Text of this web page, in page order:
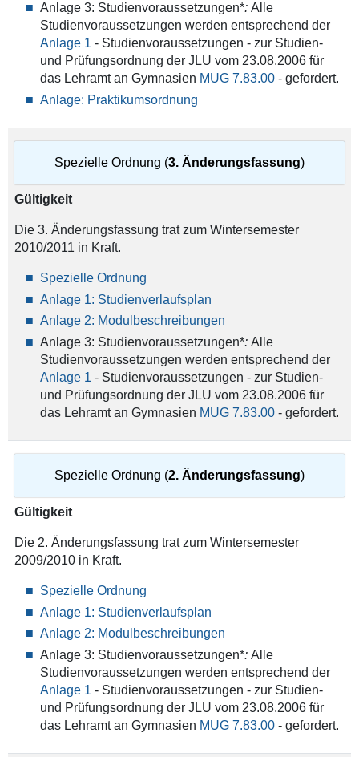
Anlage 3: Studienvoraussetzungen*: Alle
Studienvoraussetzungen werden entsprechend der
Anlage 1 - Studienvoraussetzungen - zur Studien-
und Prüfungsordnung der JLU vom 23.08.2006 für
das Lehramt an Gymnasien MUG 7.83.00- gefordert.
Anlage: Praktikumsordnung
Spezielle Ordnung (3. Änderungsfassung)
Gültigkeit
Die 3. Änderungsfassung trat zum Wintersemester
2010/2011 in Kraft.
Spezielle Ordnung
Anlage 1: Studienverlaufsplan
Anlage 2: Modulbeschreibungen
Anlage 3: Studienvoraussetzungen*: Alle
Studienvoraussetzungen werden entsprechend der
Anlage 1 - Studienvoraussetzungen - zur Studien-
und Prüfungsordnung der JLU vom 23.08.2006 für
das Lehramt an Gymnasien MUG 7.83.00- gefordert.
Spezielle Ordnung (2. Änderungsfassung)
Gültigkeit
Die 2. Änderungsfassung trat zum Wintersemester
2009/2010 in Kraft.
Spezielle Ordnung
Anlage 1: Studienverlaufsplan
Anlage 2: Modulbeschreibungen
Anlage 3: Studienvoraussetzungen*: Alle
Studienvoraussetzungen werden entsprechend der
Anlage 1 - Studienvoraussetzungen - zur Studien-
und Prüfungsordnung der JLU vom 23.08.2006 für
das Lehramt an Gymnasien MUG 7.83.00- gefordert.